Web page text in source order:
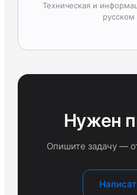
Техническая и
русском
Нужен
Опишите задачу —